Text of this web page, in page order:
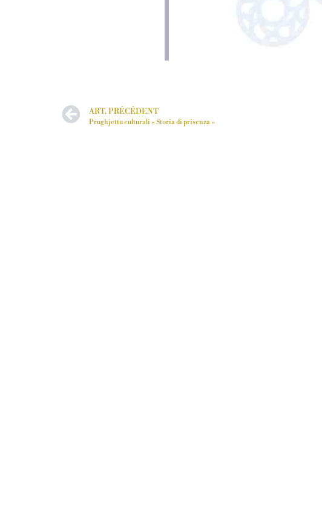
ART. PRÉCÉDENT
Prughjettu culturali « Storia di prisenza »